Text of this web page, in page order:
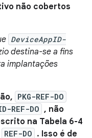
não cobertos
DeviceAppID-
destina-se a fins
implantações
PKG-REF-DO
REF-DO , não
na Tabela 6-4
REF-DO . Isso é de